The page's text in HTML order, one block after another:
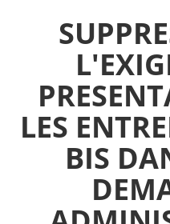
LES
BIS